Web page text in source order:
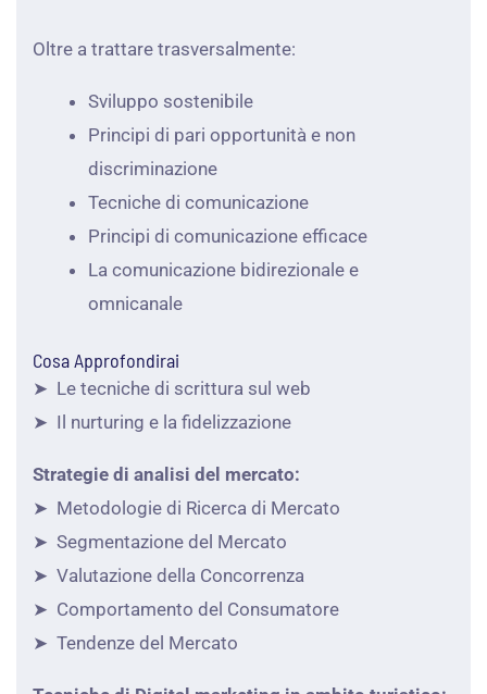
Oltre a trattare trasversalmente:
Sviluppo sostenibile
Principi di pari opportunità e non
discriminazione
Tecniche di comunicazione
Principi di comunicazione efficace
La comunicazione bidirezionale e
omnicanale
Cosa Approfondirai
➤ Le tecniche di scrittura sul web
➤ Il nurturing e la fidelizzazione
Strategie di analisi del mercato:
➤ Metodologie di Ricerca di Mercato
➤ Segmentazione del Mercato
➤ Valutazione della Concorrenza
➤ Comportamento del Consumatore
➤ Tendenze del Mercato